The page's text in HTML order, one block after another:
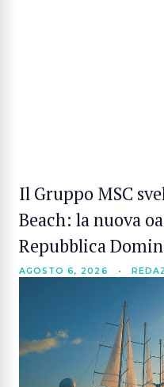
Il Gruppo MSC
Beach: la nuova
Repubblica
AGOSTO 6, 2026 •